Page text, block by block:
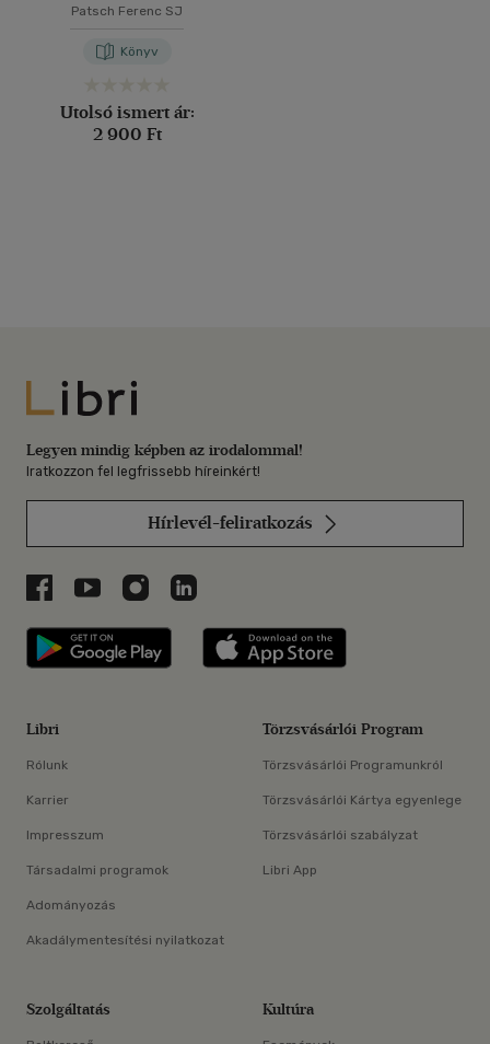
Patsch Ferenc SJ
Könyv
Utolsó ismert ár:
2 900 Ft
Libri
Legyen mindig képben az irodalommal!
Iratkozzon fel legfrissebb híreinkért!
Hírlevél-feliratkozás
Libri a Facebookon
Libri a Youtube-on
Libri az Instagramon
Libri a LinkedInen
Libri applikáció Szerezd meg: Google
Libri
Rólunk
Karrier
Impresszum
Társadalmi programok
Adományozás
Akadálymentesítési nyilatkozat
Törzsvásárlói Program
Törzsvásárlói Programunkról
Törzsvásárlói Kártya egyenlege
Törzsvásárlói szabályzat
Libri App
Szolgáltatás Kultúra